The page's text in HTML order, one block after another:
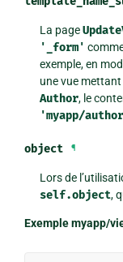
La page
'_form'
exemple, en
une vue mettant
Author, le
'myapp/
object ¶
Lors de
self.object,
Exemple myapp/